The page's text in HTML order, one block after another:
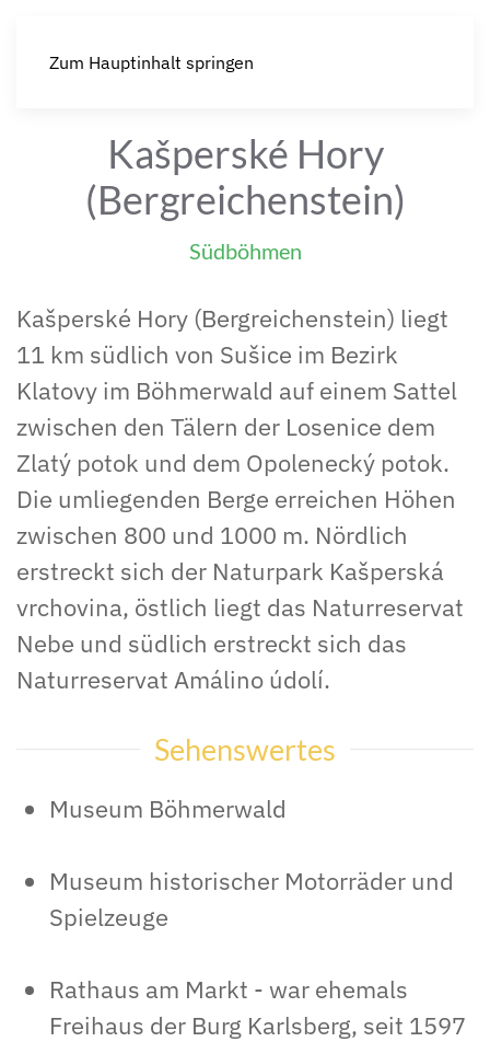
Zum Hauptinhalt springen
Kašperské Hory
(Bergreichenstein)
Südböhmen
Kašperské Hory (Bergreichenstein) liegt
11 km südlich von Sušice im Bezirk
Klatovy im Böhmerwald auf einem Sattel
zwischen den Tälern der Losenice dem
Zlatý potok und dem Opolenecký potok.
Die umliegenden Berge erreichen Höhen
zwischen 800 und 1000 m. Nördlich
erstreckt sich der Naturpark Kašperská
vrchovina, östlich liegt das Naturreservat
Nebe und südlich erstreckt sich das
Naturreservat Amálino údolí.
Sehenswertes
Museum Böhmerwald
Museum historischer Motorräder und
Spielzeuge
Rathaus am Markt - war ehemals
Freihaus der Burg Karlsberg, seit 1597